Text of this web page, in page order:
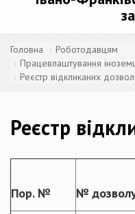
Головна
Роботодавцям
Працевлаштування
Реєстр відкликаних
Реєстр
Пор. № №